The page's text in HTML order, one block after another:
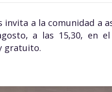
a la comunidad a
a las 15,30, en
gratuito.